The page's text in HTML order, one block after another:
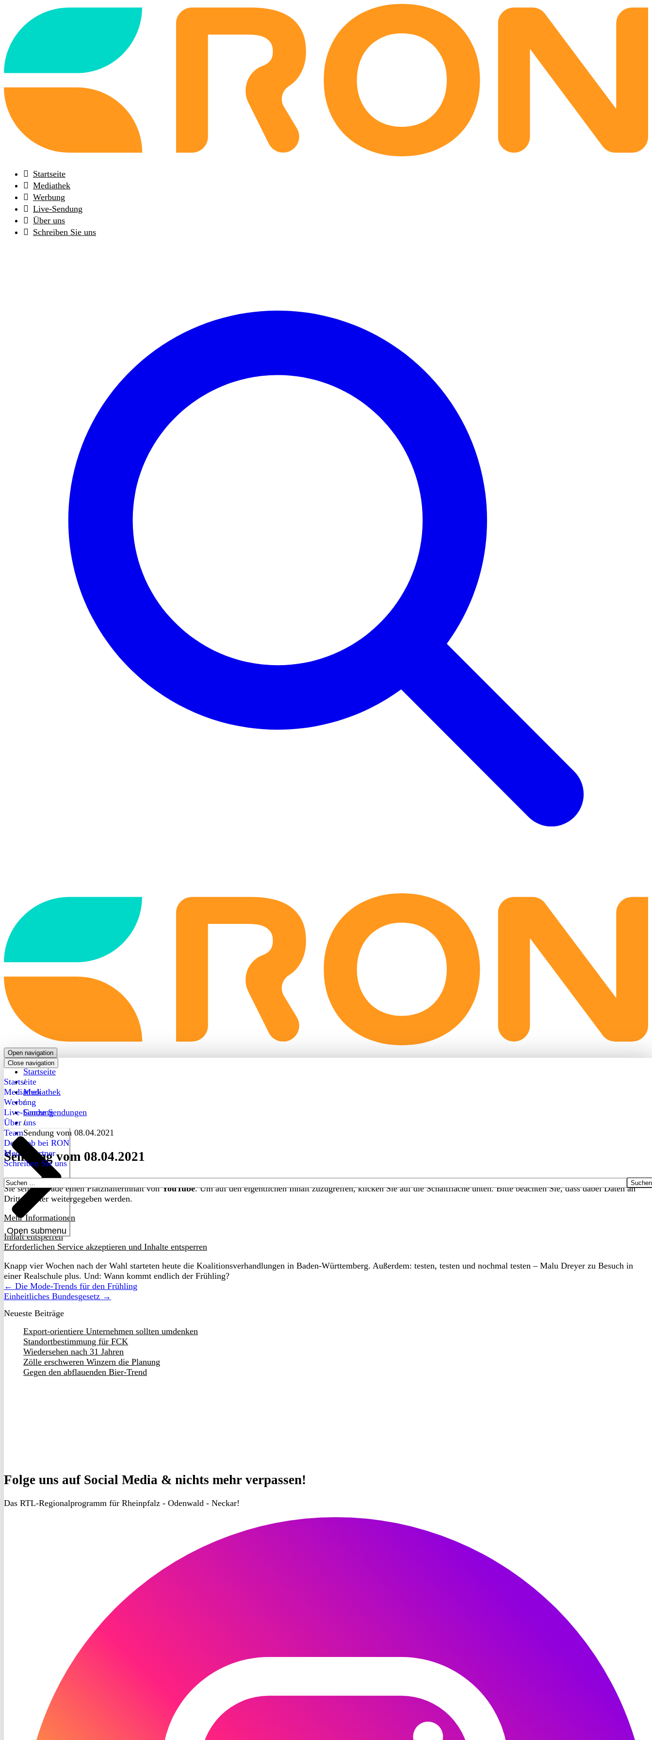
frontpage
Startseite
Mediathek
Werbung
Live-Sendung
Über uns
Schreiben Sie uns
frontpage
Open navigation
Close navigation
Startseite
Mediathek
Werbung
Live-Sendung
Über uns
Open submenu
Team
Dein Job bei RON
Medienpartner
Schreiben Sie uns
Suchen
nach:
Startseite
/
Mediathek
/
Ganze Sendungen
/
Sendung vom 08.04.2021
Sendung vom 08.04.2021
Sie sehen gerade einen Platzhalterinhalt vonYouTube. Um auf den eigentlichen Inhalt zuzugreifen, klicken Sie auf die Schaltfläche unten. Bitte beachten Sie, dass dabei Daten an
Drittanbieter weitergegeben werden.
Mehr Informationen
Inhalt entsperren
Erforderlichen Service akzeptieren und Inhalte entsperren
Knapp vier Wochen nach der Wahl starteten heute die Koalitionsverhandlungen in Baden-Württemberg. Außerdem: testen, testen und nochmal testen – Malu Dreyer zu Besuch in
einer Realschule plus. Und: Wann kommt endlich der Frühling?
← Die Mode-Trends für den Frühling
Einheitliches Bundesgesetz →
Neueste Beiträge
Export-orientiere Unternehmen sollten umdenken
Standortbestimmung für FCK
Wiedersehen nach 31 Jahren
Zölle erschweren Winzern die Planung
Gegen den abflauenden Bier-Trend
Folge uns auf Social Media & nichts mehr verpassen!
Das RTL-Regionalprogramm für Rheinpfalz - Odenwald - Neckar!